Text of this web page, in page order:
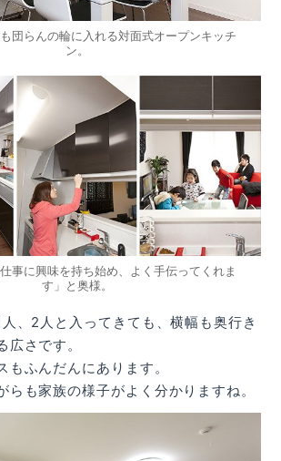
団らんの輪に入れる対面式オープンキッチ
ン。
事に興味を持ち始め、よく手伝ってくれま
す」と奥様。
、2人と入ってきても、横幅も奥行き
広さです。
もふんだんにあります。
らも家族の様子がよく分かりますね。